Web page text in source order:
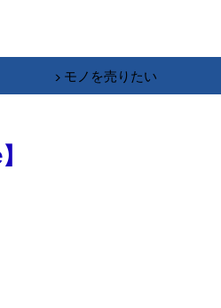
▶︎ モノを売りたい